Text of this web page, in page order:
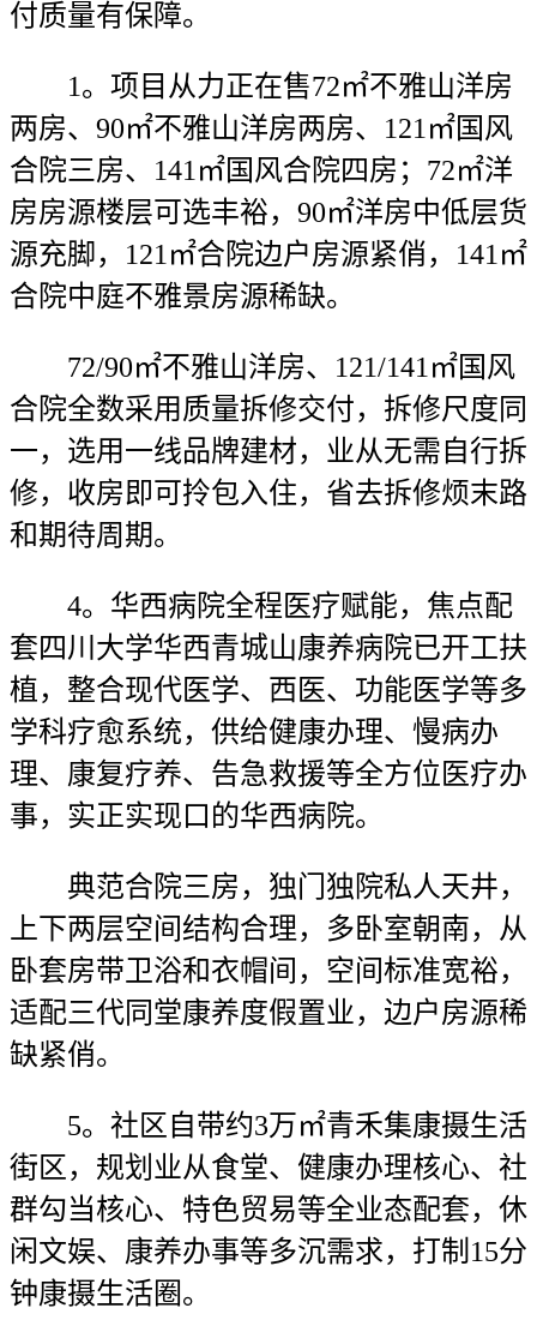
付质量有保障。
1。项目从力正在售72㎡不雅山洋房
两房、90㎡不雅山洋房两房、121㎡国风
合院三房、141㎡国风合院四房；72㎡洋
房房源楼层可选丰裕，90㎡洋房中低层货
源充脚，121㎡合院边户房源紧俏，141㎡
合院中庭不雅景房源稀缺。
72/90㎡不雅山洋房、121/141㎡国风
合院全数采用质量拆修交付，拆修尺度同
一，选用一线品牌建材，业从无需自行拆
修，收房即可拎包入住，省去拆修烦末路
和期待周期。
4。华西病院全程医疗赋能，焦点配
套四川大学华西青城山康养病院已开工扶
植，整合现代医学、西医、功能医学等多
学科疗愈系统，供给健康办理、慢病办
理、康复疗养、告急救援等全方位医疗办
事，实正实现口的华西病院。
典范合院三房，独门独院私人天井，
上下两层空间结构合理，多卧室朝南，从
卧套房带卫浴和衣帽间，空间标准宽裕，
适配三代同堂康养度假置业，边户房源稀
缺紧俏。
5。社区自带约3万㎡青禾集康摄生活
街区，规划业从食堂、健康办理核心、社
群勾当核心、特色贸易等全业态配套，休
闲文娱、康养办事等多沉需求，打制15分
钟康摄生活圈。